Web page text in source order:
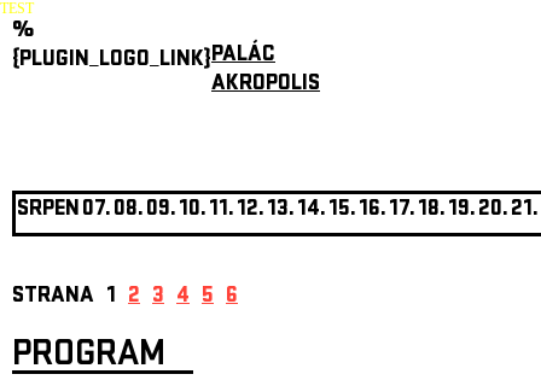
TEST
%
{PLUGIN_LOGO_LINK}PALÁC
AKROPOLIS
SRPEN07.08.09.10.11.12.13.14.15.16.17.18.19.20.21.
STRANA 1 2 3 4 5 6
PROGRAM